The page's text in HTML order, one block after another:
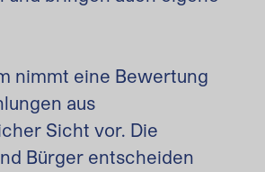
nimmt eine Bewertung
aus
Sicht vor. Die
Bürger entscheiden